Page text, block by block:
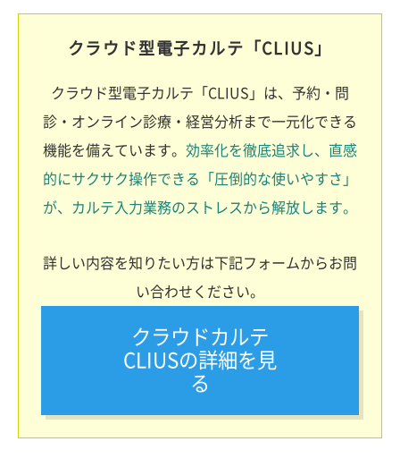
クラウド型電子カルテ「CLIUS」
クラウド型電子カルテ「CLIUS」は、予約・問
診・オンライン診療・経営分析まで一元化できる
機能を備えています。 効率化を徹底追求し、直感
的にサクサク操作できる「圧倒的な使いやすさ」
が、カルテ入力業務のストレスから解放します。
詳しい内容を知りたい方は下記フォームからお問
い合わせください。
クラウドカルテ
CLIUSの詳細を見
る